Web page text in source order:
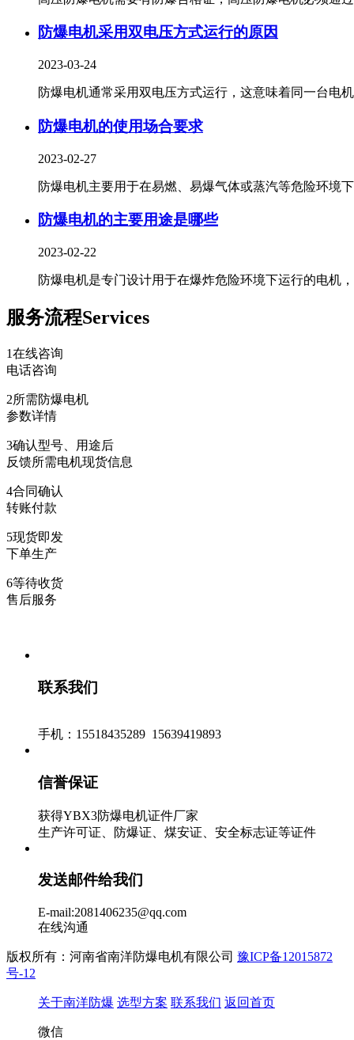
防爆电机采用双电压方式运行的原因
2023-03-24
防爆电机通常采用双电压方式运行，这意味着同一台电
防爆电机的使用场合要求
2023-02-27
防爆电机主要用于在易燃、易爆气体或蒸汽等危险环境
防爆电机的主要用途是哪些
2023-02-22
防爆电机是专门设计用于在爆炸危险环境下运行的电机
服务流程Services
1在线咨询
电话咨询
2所需防爆电机
参数详情
3确认型号、用途后
反馈所需电机现货信息
4合同确认
转账付款
5现货即发
下单生产
6等待收货
售后服务
联系我们
手机：15518435289 15639419893
信誉保证
获得YBX3防爆电机证件厂家
生产许可证、防爆证、煤安证、安全标志证等证件
发送邮件给我们
E-mail:2081406235@qq.com
在线沟通
版权所有：河南省南洋防爆电机有限公司 豫ICP备12015872
号-12
关于南洋防爆 选型方案 联系我们 返回首页
微信